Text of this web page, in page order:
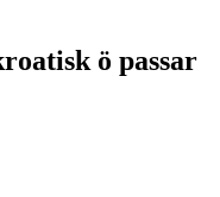
ö passar